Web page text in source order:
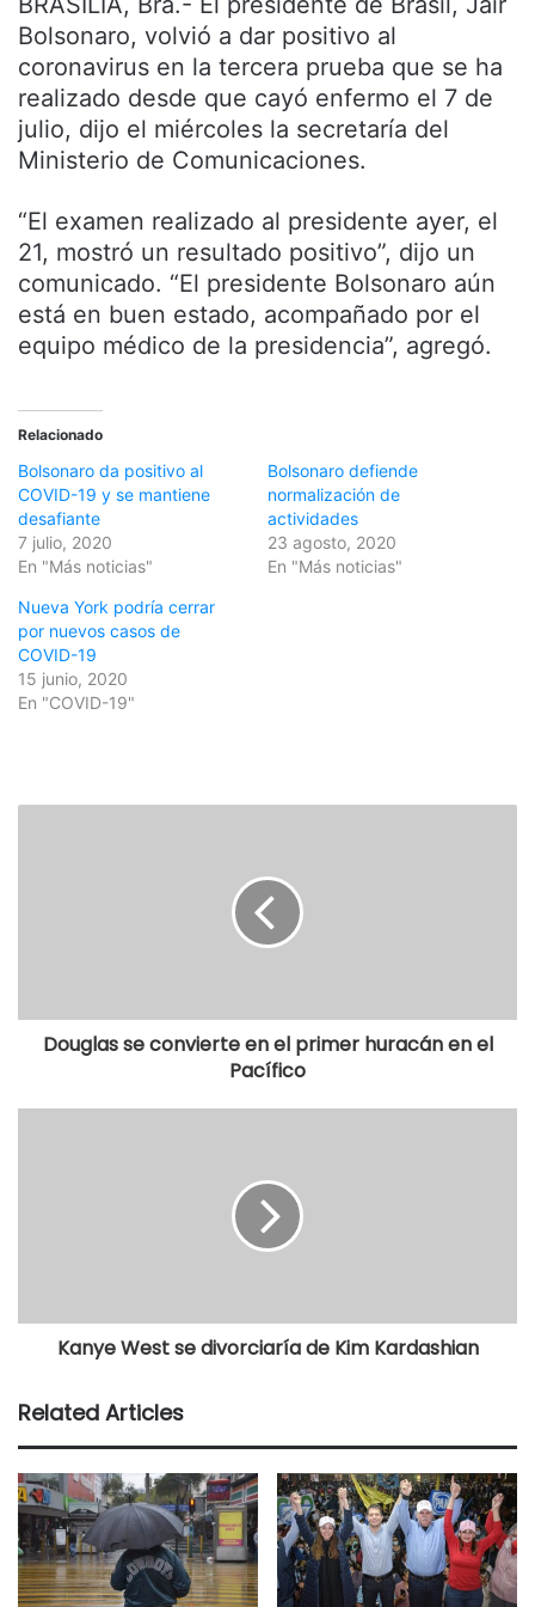
Bolsonaro, volvió a dar positivo al
coronavirus en la tercera prueba que se ha
realizado desde que cayó enfermo el 7 de
julio, dijo el miércoles la secretaría del
Ministerio de Comunicaciones.
“El examen realizado al presidente ayer, el
21, mostró un resultado positivo”, dijo un
comunicado. “El presidente Bolsonaro aún
está en buen estado, acompañado por el
equipo médico de la presidencia”, agregó.
Relacionado
Bolsonaro da positivo al
COVID-19 y se mantiene
desafiante
7 julio, 2020
En "Más noticias"
Bolsonaro defiende
normalización de
actividades
23 agosto, 2020
En "Más noticias"
Nueva York podría cerrar
por nuevos casos de
COVID-19
15 junio, 2020
En "COVID-19"
Douglas se convierte en el primer huracán en el
Pacífico
Kanye West se divorciaría de Kim Kardashian
Related Articles